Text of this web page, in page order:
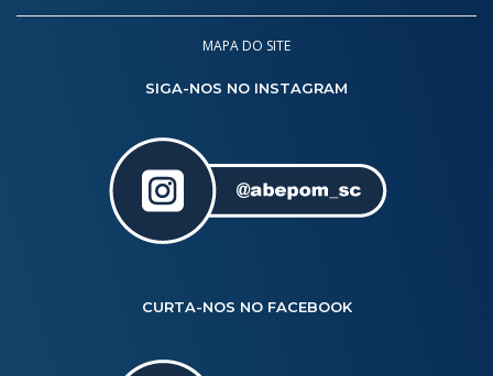
MAPA DO SITE
SIGA-NOS NO INSTAGRAM
CURTA-NOS NO FACEBOOK